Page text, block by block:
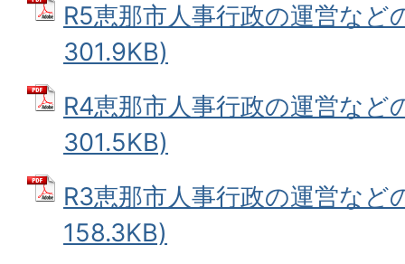
R5恵那市人事行政の運営など
301.9KB)
R4恵那市人事行政の運営など
301.5KB)
R3恵那市人事行政の運営など
158.3KB)